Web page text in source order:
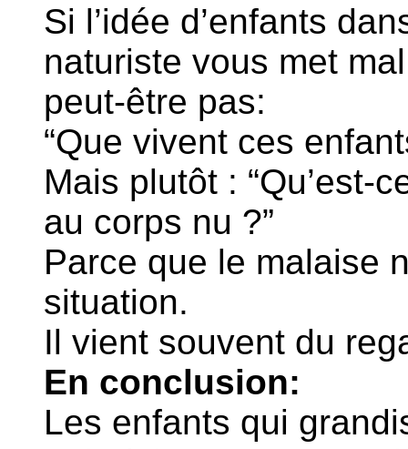
Si l’idée d’enfants
naturiste vous met
peut-être pas:
“Que vivent ces
Mais plutôt : “Qu’est-
au corps nu ?”
Parce que le malaise
situation.
Il vient souvent du
En conclusion:
Les enfants qui